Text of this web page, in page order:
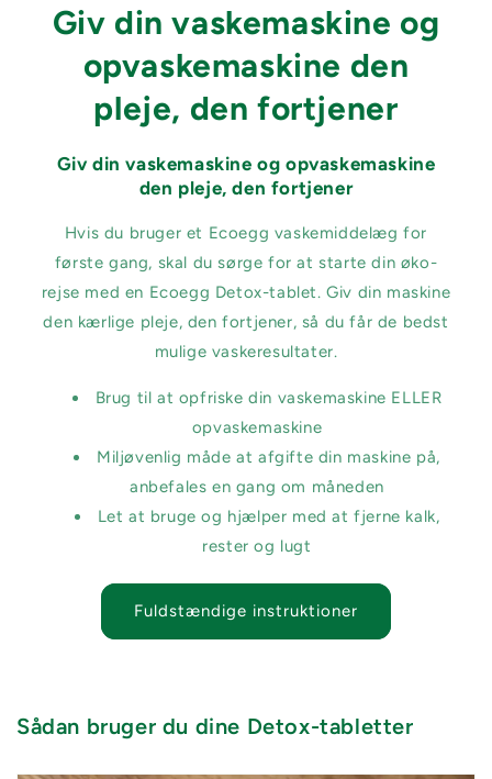
Giv din vaskemaskine og
opvaskemaskine den
pleje, den fortjener
Giv din vaskemaskine og opvaskemaskine
den pleje, den fortjener
Hvis du bruger et Ecoegg vaskemiddelæg for
første gang, skal du sørge for at starte din øko-
rejse med en Ecoegg Detox-tablet. Giv din maskine
den kærlige pleje, den fortjener, så du får de bedst
mulige vaskeresultater.
Brug til at opfriske din vaskemaskine ELLER
opvaskemaskine
Miljøvenlig måde at afgifte din maskine på,
anbefales en gang om måneden
Let at bruge og hjælper med at fjerne kalk,
rester og lugt
Fuldstændige instruktioner
Sådan bruger du dine Detox-tabletter